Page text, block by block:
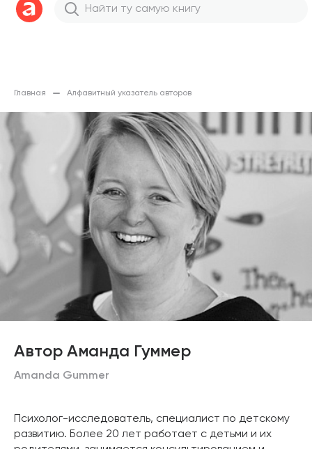
Главная Алфавитный указатель авторов
Автор Аманда Гуммер
Amanda Gummer
Психолог-исследователь, специалист по детскому
развитию. Более 20 лет работает с детьми и их